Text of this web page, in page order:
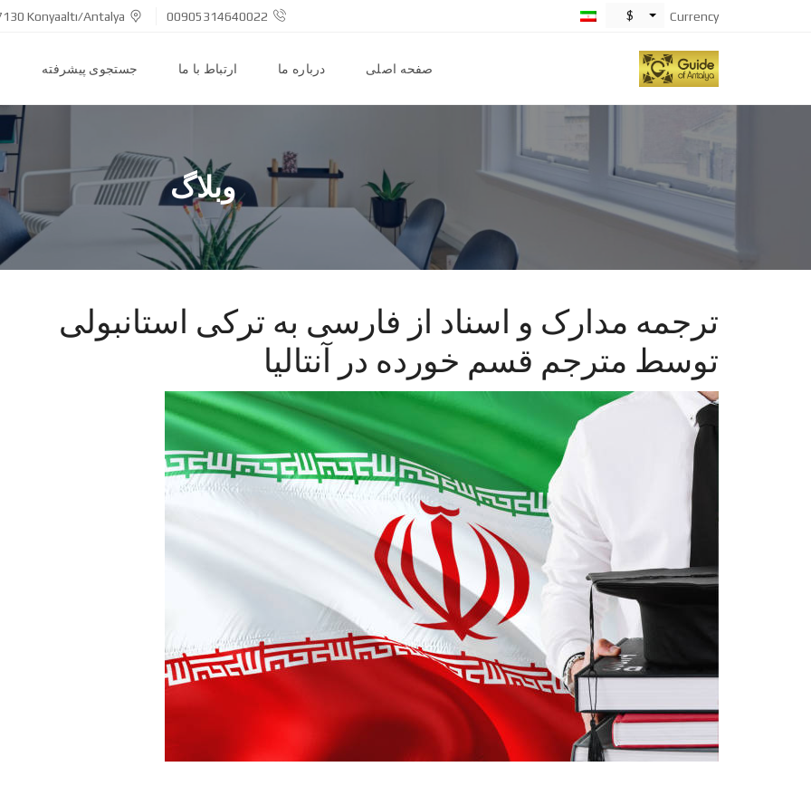
Currency
$
00905314640022
Konyaaltı/Antalya
صفحه اصلی درباره ما ارتباط با ما جستجوی پیشرفته
وبلاگ
ترجمه مدارک و اسناد از فارسی به ترکی استانبولی
توسط مترجم قسم خورده در آنتالیا